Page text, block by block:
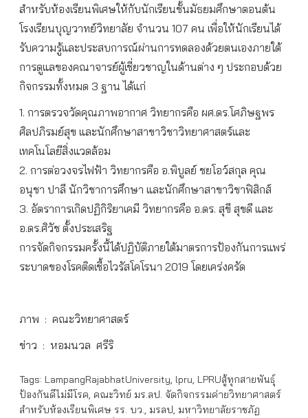
สำหรับห้องเรียนพิเศษให้กับนักเรียนชั้นมัธยมศึกษาตอนต้น
โรงเรียนบุญวาทย์วิทยาลัย จำนวน 107 คน เพื่อให้นักเรียนได้
รับความรู้และประสบการณ์ผ่านการทดลองด้วยตนเองภายใต้
การดูแลของคณาจารย์ผู้เชี่ยวชาญในด้านต่าง ๆ ประกอบด้วย
กิจกรรมทั้งหมด 3 ฐาน ได้แก่
1. การตรวจวัดคุณภาพอากาศ วิทยากรคือ ผศ.ดร.โศภิษฐพร
ศิลปภิรมย์สุข และนักศึกษาสาขาวิชาวิทยาศาสตร์และ
เทคโนโลยีสิ่งแวดล้อม
2. การต่อวงจรไฟฟ้า วิทยากรคือ อ.พิบูลย์ ชยโอว์สกุล คุณ
อนุชา ปาลี นักวิชาการศึกษา และนักศึกษาสาขาวิชาฟิสิกส์
3. อัตราการเกิดปฏิกิริยาเคมี วิทยากรคือ อ.ดร. สุขี สุขดี และ
อ.ดร.ศิวัช ตั้งประเสริฐ
การจัดกิจกรรมครั้งนี้ได้ปฏิบัติภายใต้มาตรการป้องกันการแพร่
ระบาดของโรคติดเชื้อไวรัสโคโรนา 2019 โดยเคร่งครัด
ภาพ : คณะวิทยาศาสตร์
ข่าว : หอมนวล ศรีริ
Tags: LampangRajabhatUniversity, lpru, LPRUสู้ทุกสายพันธุ์
ป้องกันดีไม่มีโรค, คณะวิทย์ มร.ลป. จัดกิจกรรมค่ายวิทยาศาสตร์
สำหรับห้องเรียนพิเศษ รร. บว., มรลป, มหาวิทยาลัยราชภัฏ